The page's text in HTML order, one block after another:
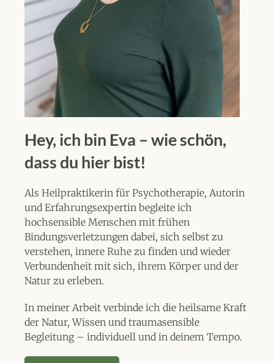
Hey, ich bin Eva – wie schön,
dass du hier bist!
Als Heilpraktikerin für Psychotherapie, Autorin
und Erfahrungsexpertin begleite ich
hochsensible Menschen mit frühen
Bindungsverletzungen dabei, sich selbst zu
verstehen, innere Ruhe zu finden und wieder
Verbundenheit mit sich, ihrem Körper und der
Natur zu erleben.
In meiner Arbeit verbinde ich die heilsame Kraft
der Natur, Wissen und traumasensible
Begleitung – individuell und in deinem Tempo.